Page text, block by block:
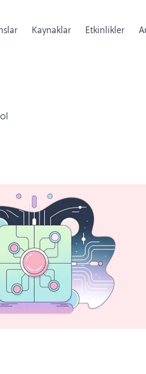
Kaynaklar Etkinlikler